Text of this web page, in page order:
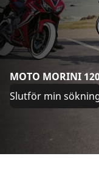
MOTO MORINI
Slutför min